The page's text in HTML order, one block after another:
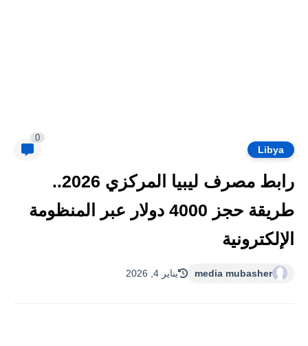
Libya
0
رابط مصرف ليبيا المركزي 2026..
طريقة حجز 4000 دولار عبر المنظومة
الإلكترونية
media mubasher يناير 4, 2026